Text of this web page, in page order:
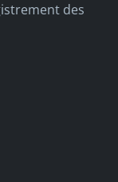
des